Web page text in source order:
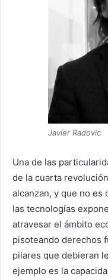
Javier Radovic
Una de las
de la cuarta
alcanzan, y que no es
las tecnologías
atravesar el ámbito
pisoteando derechos
pilares que debieran
ejemplo es la